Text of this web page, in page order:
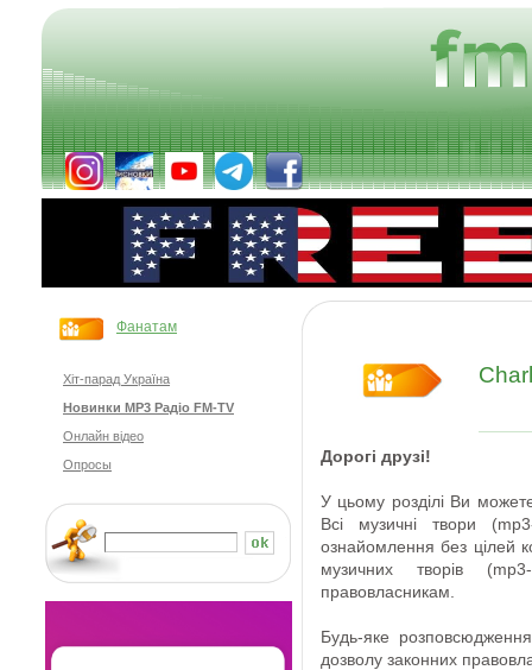
Фанатам
Хіт-парад Україна
Новинки MP3 Радіо FM-TV
Онлайн відео
Опросы
Дорогі друзі!
У цьому розділі Ви
Всі
музичні твори (mp3
ознайомлення без цілей
музичних творів
(mp3-
правовласникам
Будь-яке розповсюдження
дозволу законних